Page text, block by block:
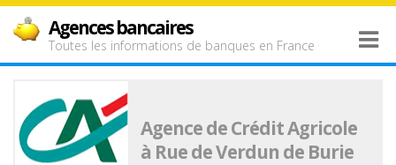
Agences bancaires
Toutes les informations de banques en France
Agence de Crédit Agricole
à Rue de Verdun de Burie